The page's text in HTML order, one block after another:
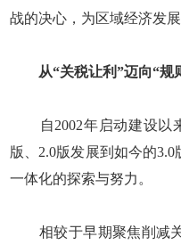
战的决心，为区域经济发
从“关税让利”迈向“规
自2002年启动建设以
版、2.0版发展到如今的
一体化的探索与努力。
相较于早期聚焦削减关